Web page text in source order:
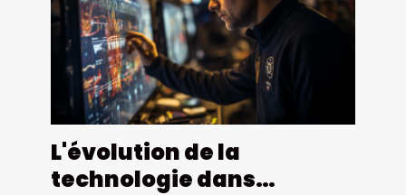
L'évolution de la
technologie dans